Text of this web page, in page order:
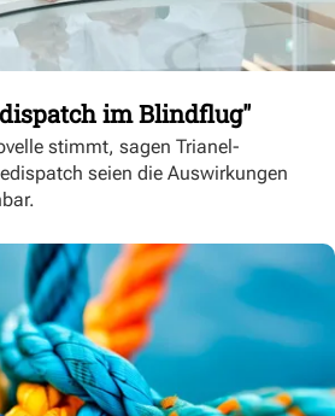
im Blindflug"
stimmt, sagen Trianel-
seien die Auswirkungen